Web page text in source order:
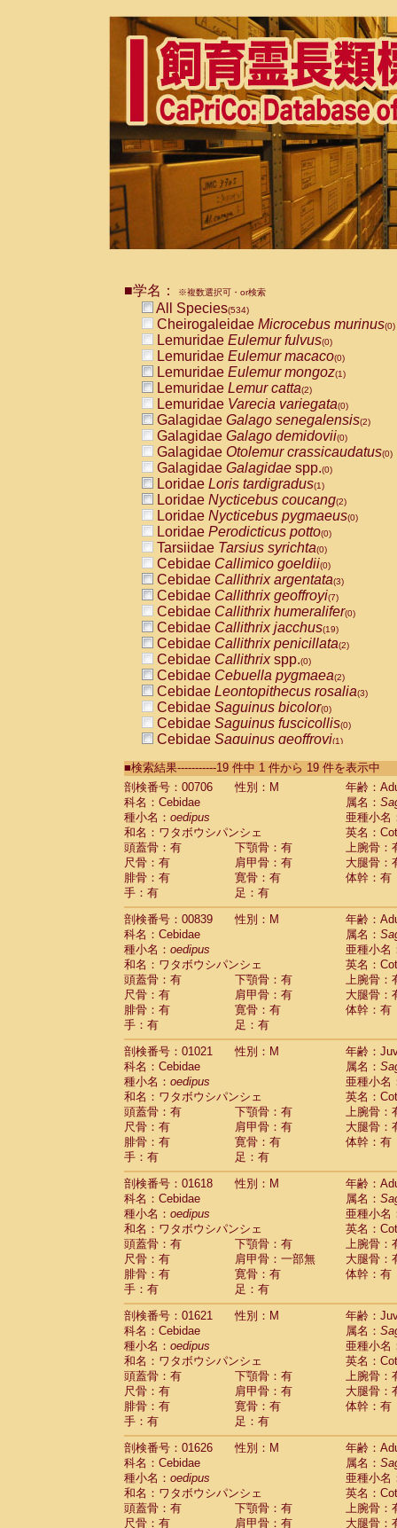
■学名： ※複数選択可・or検索
All Species(534)
Cheirogaleidae Microcebus murinus(0)
Lemuridae Eulemur fulvus(0)
Lemuridae Eulemur macaco(0)
Lemuridae Eulemur mongoz(1)
Lemuridae Lemur catta(2)
Lemuridae Varecia variegata(0)
Galagidae Galago senegalensis(2)
Galagidae Galago demidovii(0)
Galagidae Otolemur crassicaudatus(0)
Galagidae Galagidae spp.(0)
Loridae Loris tardigradus(1)
Loridae Nycticebus coucang(2)
Loridae Nycticebus pygmaeus(0)
Loridae Perodicticus potto(0)
Tarsiidae Tarsius syrichta(0)
Cebidae Callimico goeldii(0)
Cebidae Callithrix argentata(3)
Cebidae Callithrix geoffroyi(7)
Cebidae Callithrix humeralifer(0)
Cebidae Callithrix jacchus(19)
Cebidae Callithrix penicillata(2)
Cebidae Callithrixspp.(0)
Cebidae Cebuella pygmaea(2)
Cebidae Leontopithecus rosalia(3)
Cebidae Saguinus bicolor(0)
Cebidae Saguinus fuscicollis(0)
Cebidae Saguinus geoffroyi(1)
CebidaeSaguinus labiatus(0)
Cebidae Saguinus leucopus (4)
Cebidae
Cebidae
CebidaeSaguinus nigricollis (12)
Cebidae Saguinus oedipus
Cebidae Saguinus weddelli
Cebidae Saguinusspp.
Cebidae Aotus trivirgatus
Cebidae Cebus albifrons
Cebidae
Cebidae
CebidaeCebus nigrivittatus
Cebidae Cebusspp.(0)
Cebidae Saimiri boliviensis
Cebidae Saimiri sciureus
Atelidae Alouatta caraya
AtelidaeAlouatta fusca
AtelidaeAlouatta seniculus
Atelidae
Atelidae Ateles belzebuth
Atelidae Ateles geoffroyi
Atelidae Ateles paniscus
Atelidae Atelesspp.
Atelidae Lagothrix lagothricha
AtelidaeLagothrix lagothricha cana(0)
Pitheciidae
Cacajao calvus
Pitheciidae
Callicebus cupreus(0)
Pitheciidae Callicebus donacophilus(0)
PitheciidaeCallicebus moloch(0)
Pitheciidae Callicebus torquatus(0)
Pitheciidae Callicebusspp.
Pitheciidae Chiropotes satanas
Pitheciidae Pithecia monachus
Pitheciidae Pithecia pithecia (0)
Cercopithecidae Cercocebus agilis (0)
Cercopithecidae
Cercocebus
Cercopithecidae
Cercocebus
CercopithecidaeCercocebus
CercopithecidaeCercocebus
CercopithecidaeCercocebus hybrid(0)
CercopithecidaeCercocebus
CercopithecidaeLophocebus
Cercopithecidae
(0)
Cercopithecidae Papio cynocephalus
Cercopithecidae Papio hamadryas(0)
CercopithecidaePapio papio
CercopithecidaePapio
■検索結果-----------19 件中 1 件から 19 件を表示中
剖検番号：00706
性別：M
年齢：
科名：Cebidae
属名：
種小名： oedipus
亜種小名
和名：ワタボウシパンシェ
英名：
頭蓋骨：有
下顎骨：有
上腕骨：
尺骨：有
肩甲骨：有
大腿骨：
腓骨：有
寛骨：有
体幹：有
手：有
足：有
剖検番号：00839
性別：M
年齢：
科名：Cebidae
属名：
種小名： oedipus
亜種小名
和名：ワタボウシパンシェ
英名：
頭蓋骨：有
下顎骨：有
上腕骨：
尺骨：有
肩甲骨：有
大腿骨：
腓骨：有
寛骨：有
体幹：有
手：有
足：有
剖検番号：01021
性別：M
年齢：
科名：Cebidae
属名：
種小名： oedipus
亜種小名
和名：ワタボウシパンシェ
英名：
頭蓋骨：有
下顎骨：有
上腕骨：
尺骨：有
肩甲骨：有
大腿骨：
腓骨：有
寛骨：有
体幹：有
手：有
足：有
剖検番号：01618
性別：M
年齢：
科名：Cebidae
属名：
種小名： oedipus
亜種小名
和名：ワタボウシパンシェ
英名：
頭蓋骨：有
下顎骨：有
上腕骨：
尺骨：有
肩甲骨：一部無
大腿骨：
腓骨：有
寛骨：有
体幹：有
手：有
足：有
剖検番号：01621
性別：M
年齢：
科名：Cebidae
属名：
種小名： oedipus
亜種小名
和名：ワタボウシパンシェ
英名：
頭蓋骨：有
下顎骨：有
上腕骨：
尺骨：有
肩甲骨：有
大腿骨：
腓骨：有
寛骨：有
体幹：有
手：有
足：有
剖検番号：01626
性別：M
年齢：
科名：Cebidae
属名：
種小名： oedipus
亜種小名
和名：ワタボウシパンシェ
英名：
頭蓋骨：有
下顎骨：有
上腕骨：
尺骨：有
肩甲骨：有
大腿骨：